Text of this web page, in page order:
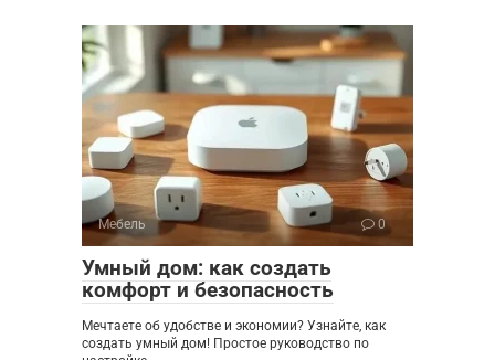
Мебель 0
Умный дом: как создать
комфорт и безопасность
Мечтаете об удобстве и экономии? Узнайте, как
создать умный дом! Простое руководство по